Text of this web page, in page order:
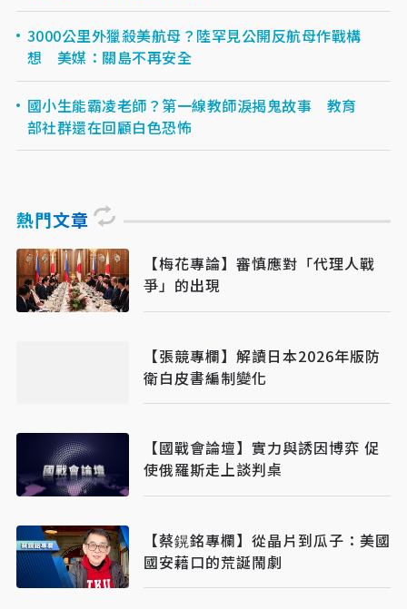
3000公里外獵殺美航母？陸罕見公開反航母作戰構
想 美媒：關島不再安全
國小生能霸凌老師？第一線教師淚揭鬼故事 教育
部社群還在回顧白色恐怖
熱門文章
【梅花專論】審慎應對「代理人戰
爭」的出現
【張競專欄】解讀日本2026年版防
衛白皮書編制變化
【國戰會論壇】實力與誘因博弈 促
使俄羅斯走上談判桌
【蔡鎤銘專欄】從晶片到瓜子：美國
國安藉口的荒誕鬧劇